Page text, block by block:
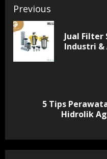
Continue
Reading
Previous
Jual Filter
Industri
5 Tips
Hidrolik